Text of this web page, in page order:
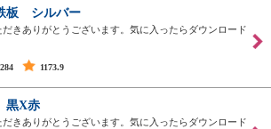
板 シルバー
だきありがとうございます。気に入ったらダウンロード
1173.9
黒X赤
だきありがとうございます。気に入ったらダウンロード